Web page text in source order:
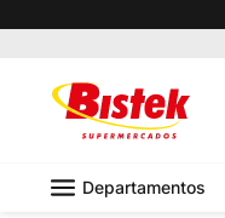
Departamentos